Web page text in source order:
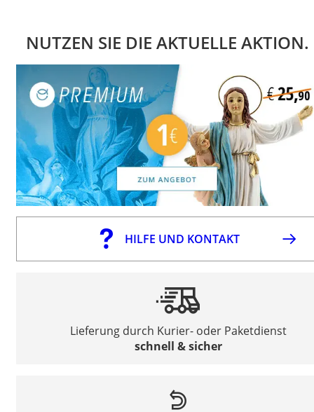
NUTZEN SIE DIE AKTUELLE AKTION.
HILFE UND KONTAKT
Lieferung durch Kurier- oder Paketdienst
schnell & sicher